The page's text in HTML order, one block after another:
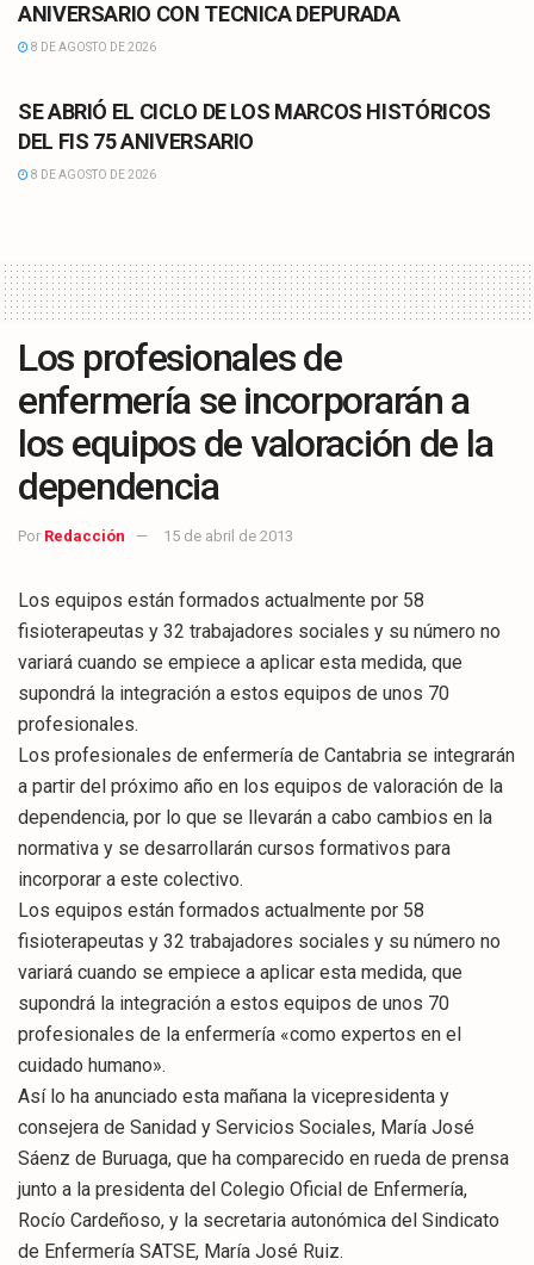
ANIVERSARIO CON TECNICA DEPURADA
8 DE AGOSTO DE 2026
SE ABRIÓ EL CICLO DE LOS MARCOS HISTÓRICOS
DEL FIS 75 ANIVERSARIO
8 DE AGOSTO DE 2026
Los profesionales de
enfermería se incorporarán a
los equipos de valoración de la
dependencia
Por Redacción 15 de abril de 2013
Los equipos están formados actualmente por 58
fisioterapeutas y 32 trabajadores sociales y su número no
variará cuando se empiece a aplicar esta medida, que
supondrá la integración a estos equipos de unos 70
profesionales.
Los profesionales de enfermería de Cantabria se integrarán
a partir del próximo año en los equipos de valoración de la
dependencia, por lo que se llevarán a cabo cambios en la
normativa y se desarrollarán cursos formativos para
incorporar a este colectivo.
Los equipos están formados actualmente por 58
fisioterapeutas y 32 trabajadores sociales y su número no
variará cuando se empiece a aplicar esta medida, que
supondrá la integración a estos equipos de unos 70
profesionales de la enfermería «como expertos en el
cuidado humano».
Así lo ha anunciado esta mañana la vicepresidenta y
consejera de Sanidad y Servicios Sociales, María José
Sáenz de Buruaga, que ha comparecido en rueda de prensa
junto a la presidenta del Colegio Oficial de Enfermería,
Rocío Cardeñoso, y la secretaria autonómica del Sindicato
de Enfermería SATSE, María José Ruiz.